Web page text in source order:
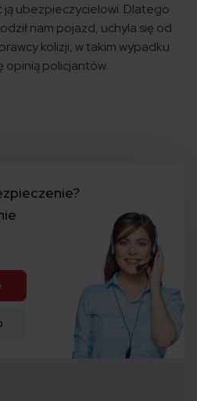
ją ubezpieczycielowi. Dlatego
nam pojazd, uchyla się od
kolizji, w takim wypadku
opinią policjantów.